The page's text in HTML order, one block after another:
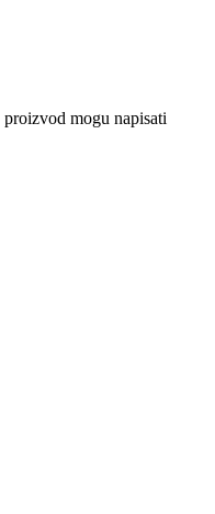
mogu napisati